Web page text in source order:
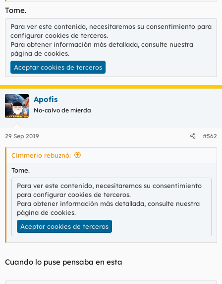
Tome.
Para ver este contenido, necesitaremos su consentimiento para
configurar cookies de terceros.
Para obtener información más detallada, consulte nuestra
página de cookies.
Aceptar cookies de terceros
Apofis
No-calvo de mierda
29 Sep 2019 #562
Cimmerio rebuznó:
Tome.
Para ver este contenido, necesitaremos su consentimiento
para configurar cookies de terceros.
Para obtener información más detallada, consulte nuestra
página de cookies.
Aceptar cookies de terceros
Cuando lo puse pensaba en esta